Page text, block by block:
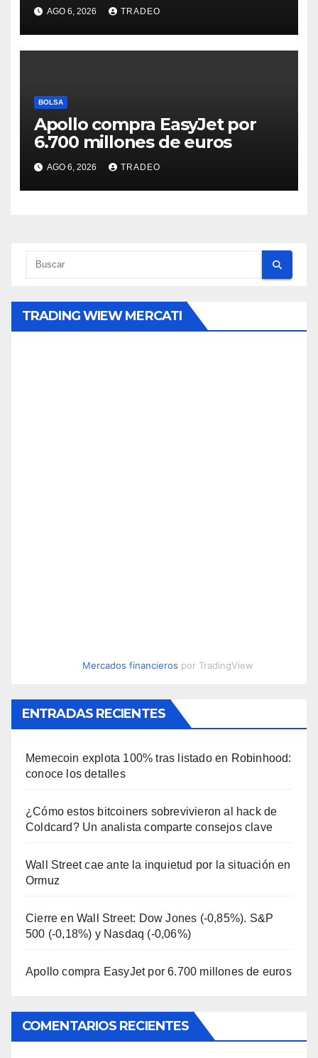
(-0,18%) y Nasdaq (-0,06%)
AGO 6, 2026 TRADEO
BOLSA
Apollo compra EasyJet por
6.700 millones de euros
AGO 6, 2026 TRADEO
TRADING WIEW MERCATI
Mercados financieros por TradingView
ENTRADAS RECIENTES
Memecoin explota 100% tras listado en Robinhood:
conoce los detalles
¿Cómo estos bitcoiners sobrevivieron al hack de
Coldcard? Un analista comparte consejos clave
Wall Street cae ante la inquietud por la situación en
Ormuz
Cierre en Wall Street: Dow Jones (-0,85%). S&P
500 (-0,18%) y Nasdaq (-0,06%)
Apollo compra EasyJet por 6.700 millones de euros
COMENTARIOS RECIENTES